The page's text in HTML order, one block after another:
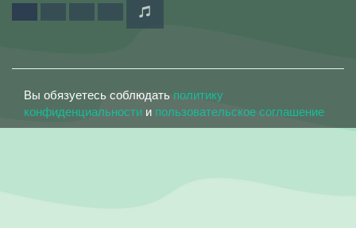
Вы обязуетесь соблюдать политику
конфиденциальности и пользовательское соглашение